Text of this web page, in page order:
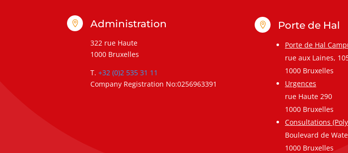
 Administration
322 rue Haute
1000 Bruxelles
T. +32 (0)2 535 31 11
Company Registration No:0256963391
 Porte de Hal
Porte de Hal
rue aux Laines,
1000 Bruxelles
Urgences
rue Haute 290
1000 Bruxelles
Consultations
Boulevard de
1000 Bruxelles